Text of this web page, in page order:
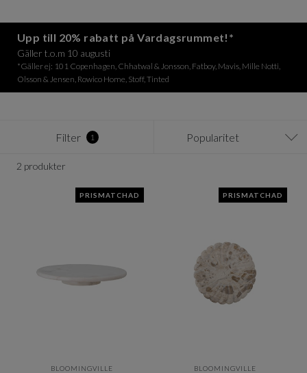
Upp till 20% rabatt på Vardagsrummet!*
Gäller t.o.m 10 augusti
*Gäller ej: 101 Copenhagen, Chhatwal & Jonsson, Fatboy, Mavis, Mille Notti,
Olsson & Jensen, Rowico Home, Stoff, Tinted
Filter 1 Popularitet
2 produkter
PRISMATCHAD
BLOOMINGVILLE
PRISMATCHAD
BLOOMINGVILLE